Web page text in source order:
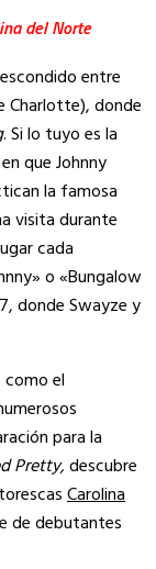
del Norte
entre
Charlotte), donde
. Si lo tuyo es la
que Johnny
la famosa
visita durante
cada
o «Bungalow
donde Swayze y
el
para la
Pretty,descubre
Carolina
de debutantes